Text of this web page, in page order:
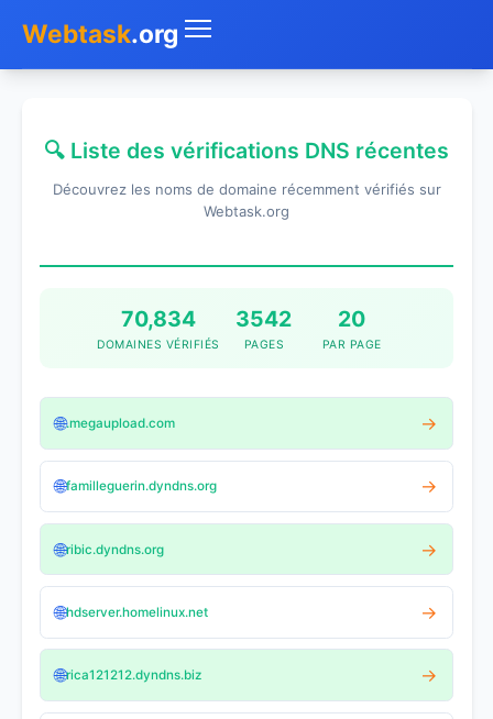
Webtask.org
Whois
SMS Gratuit
🔍 Liste des vérifications DNS récentes
Découvrez les noms de domaine récemment vérifiés sur
Webtask.org
70,834
DOMAINES VÉRIFIÉS
3542
PAGES
20
PAR PAGE
🌐.megaupload.com →
🌐familleguerin.dyndns.org →
🌐ribic.dyndns.org →
🌐hdserver.homelinux.net →
🌐rica121212.dyndns.biz →